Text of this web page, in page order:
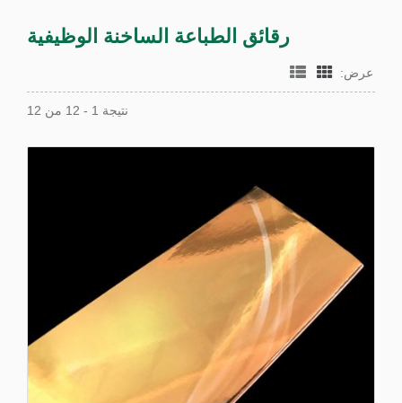
رقائق الطباعة الساخنة الوظيفية
عرض:
نتيجة 1 - 12 من 12